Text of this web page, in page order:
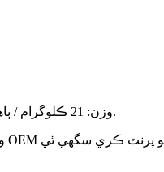
وزن: 21 ڪلوگرام / ٻاهرين ڪارٽون.